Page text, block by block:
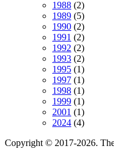
1988 (2)
1989 (5)
1990 (2)
1991 (2)
1992 (2)
1993 (2)
1995 (1)
1997 (1)
1998 (1)
1999 (1)
2001 (1)
2024 (4)
Copyright © 2017-2026.